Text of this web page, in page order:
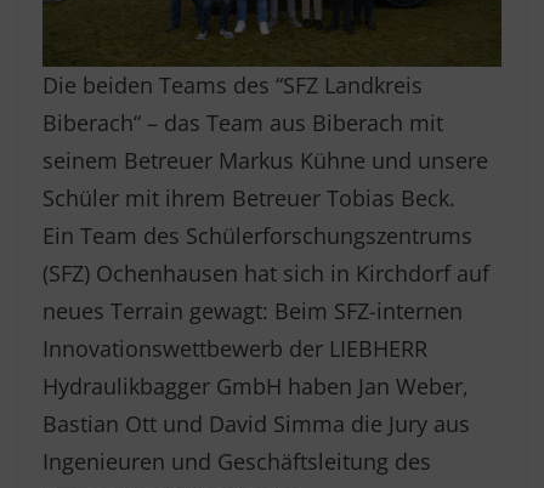
Die beiden Teams des “SFZ Landkreis
Biberach“ – das Team aus Biberach mit
seinem Betreuer Markus Kühne und unsere
Schüler mit ihrem Betreuer Tobias Beck.
Ein Team des Schülerforschungszentrums
(SFZ) Ochenhausen hat sich in Kirchdorf auf
neues Terrain gewagt: Beim SFZ-internen
Innovationswettbewerb der LIEBHERR
Hydraulikbagger GmbH haben Jan Weber,
Bastian Ott und David Simma die Jury aus
Ingenieuren und Geschäftsleitung des